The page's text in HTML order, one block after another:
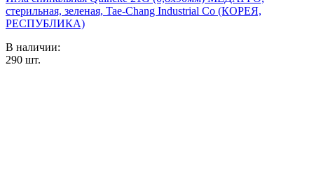
стерильная, зеленая, Tae-Chang Industrial Co (КОРЕЯ,
РЕСПУБЛИКА)
В наличии:
290 шт.